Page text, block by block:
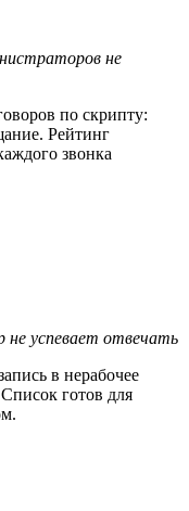
не
по скрипту:
Рейтинг
звонка
успевает отвечать
в нерабочее
готов для